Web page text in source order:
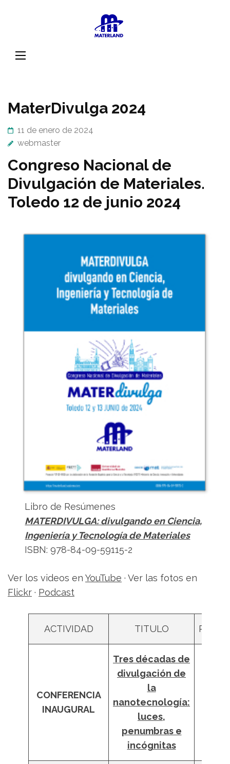
(presiona
MaterDivulga 2024
11 de enero de 2024
webmaster
Congreso Nacional de
Divulgación de Materiales.
Toledo 12 de junio 2024
Libro de Resúmenes
MATERDIVULGA: divulgando en Ciencia,
Ingeniería y Tecnología de Materiales
ISBN: 978-84-09-59115-2
Ver los videos en YouTube · Ver las fotos en
Flickr · Podcast
ACTIVIDAD TITULO
CONFERENCIA
INAUGURAL
Tres décadas de
divulgación de
la
nanotecnología:
luces,
penumbras e
incógnitas